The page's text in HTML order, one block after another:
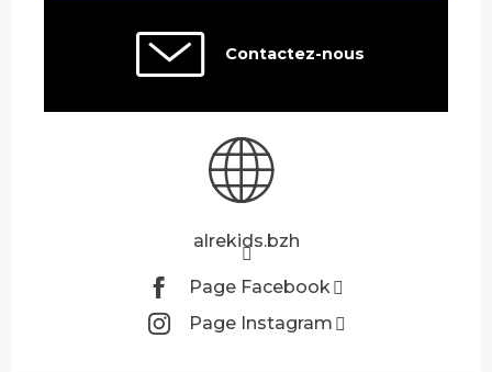
Contactez-nous
alrekids.bzh
Page Facebook
Page Instagram